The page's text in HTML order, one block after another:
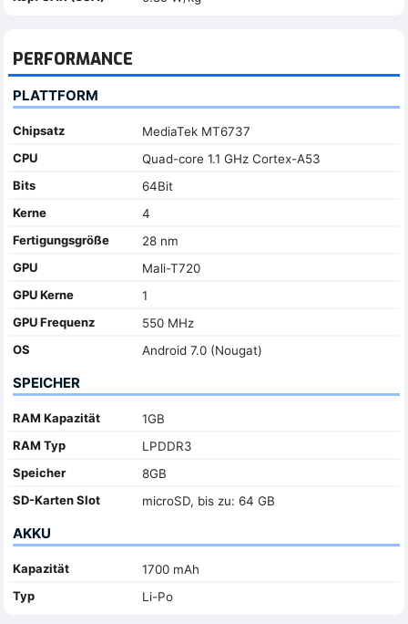
PERFORMANCE
PLATTFORM
Chipsatz
MediaTek MT6737
CPU
Quad-core 1.1 GHz Cortex-A53
Bits
64Bit
Kerne
4
Fertigungsgröße
28 nm
GPU
Mali-T720
GPU Kerne
1
GPU Frequenz
550 MHz
OS
Android 7.0 (Nougat)
SPEICHER
RAM Kapazität
1GB
RAM Typ
LPDDR3
Speicher
8GB
SD-Karten Slot
microSD, bis zu: 64 GB
AKKU
Kapazität
1700 mAh
Typ
Li-Po